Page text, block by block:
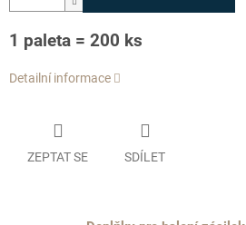
1 paleta = 200 ks
Detailní informace
ZEPTAT SE SDÍLET